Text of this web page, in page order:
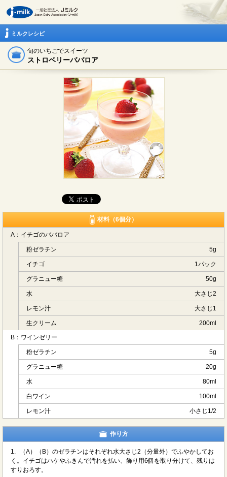
ミルクレシピ
旬のいちごでスイーツ
ストロベリーババロア
材料（6個分）
A：イチゴのババロア
粉ゼラチン 5g
イチゴ 1パック
グラニュー糖 50g
水 大さじ2
レモン汁 大さじ1
生クリーム
200ml
B：ワインゼリー
粉ゼラチン 5g
グラニュー糖 20g
水 80ml
白ワイン 100ml
レモン汁 小さじ1/2
作り方
1.
（A）（B）のゼラチンはそれぞれ水大さじ2（分量外）でふやかしてお
く。イチゴはハケやふきんで汚れを払い、飾り用6個を取り分けて、残りは
すりおろす。